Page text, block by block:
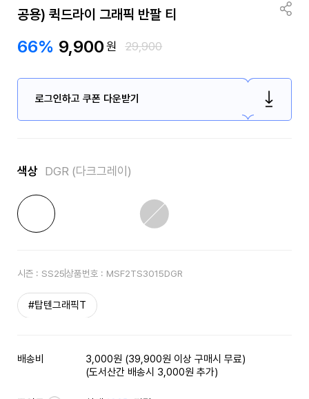
공용) 퀵드라이 그래픽 반팔 티
66% 9,900원 29,900
로그인하고 쿠폰 다운받기
색상 DGR (다크그레이)
시즌 : SS25상품번호 : MSF2TS3015DGR
#탑텐그래픽T
배송비
3,000원 (39,900원 이상 구매시 무료)
(도서산간 배송시 3,000원 추가)